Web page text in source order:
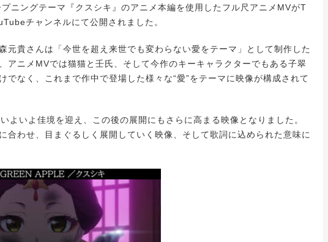
ニングテーマ『クスシキ』のアニメ本編を使用したフル尺アニメMVがT
チャンネルにて公開されました。
元貴さんは「今世を超え来世でも変わらない愛をテーマ」として制作した
アニメMVでは猫猫と壬氏、そして今作のキーキャラクターでもある子翠
でなく、これまで作中で登場した様々な“愛”をテーマに映像が構成されて
よいよ佳境を迎え、この後の展開にもさらに高まる映像となりました。
合わせ、目まぐるしく展開していく映像、そして歌詞に込められた意味に